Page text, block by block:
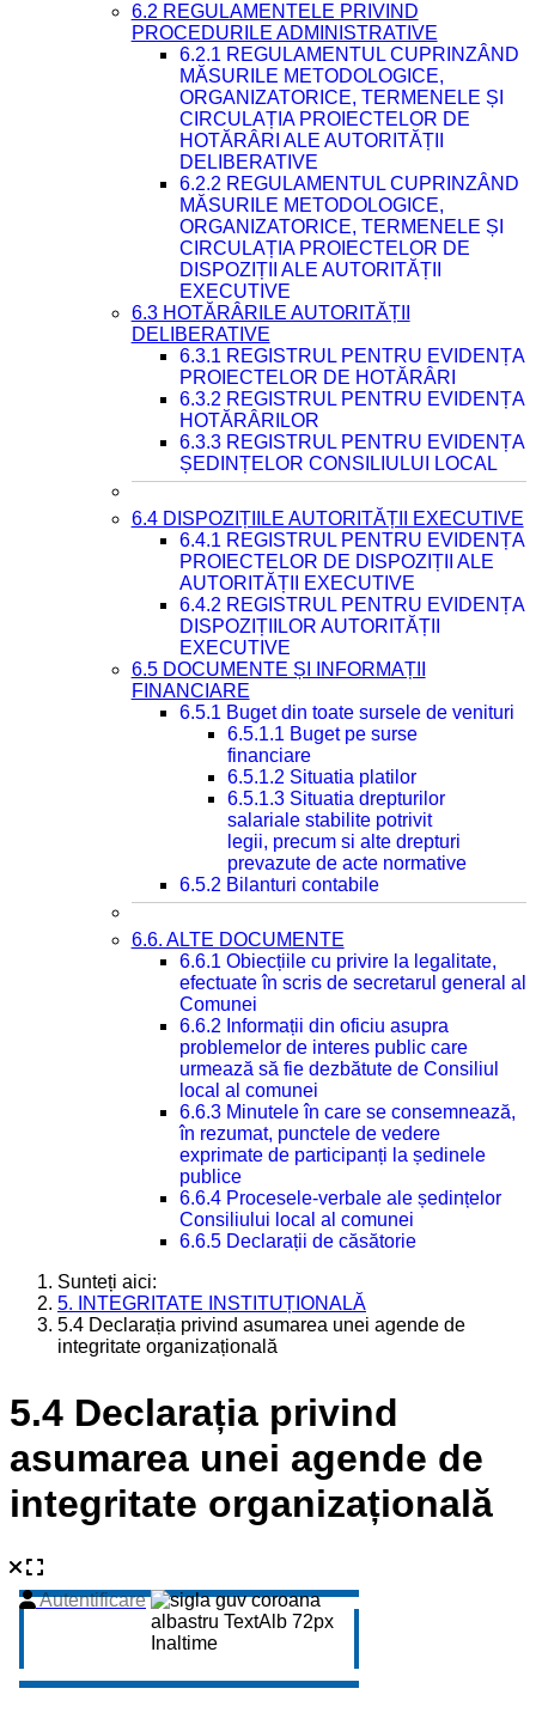
6.2 REGULAMENTELE PRIVIND
PROCEDURILE ADMINISTRATIVE
6.2.1 REGULAMENTUL CUPRINZÂND
MĂSURILE METODOLOGICE,
ORGANIZATORICE, TERMENELE ȘI
CIRCULAȚIA PROIECTELOR DE
HOTĂRÂRI ALE AUTORITĂȚII
DELIBERATIVE
6.2.2 REGULAMENTUL CUPRINZÂND
MĂSURILE METODOLOGICE,
ORGANIZATORICE, TERMENELE ȘI
CIRCULAȚIA PROIECTELOR DE
DISPOZIȚII ALE AUTORITĂȚII
EXECUTIVE
6.3 HOTĂRÂRILE AUTORITĂȚII
DELIBERATIVE
6.3.1 REGISTRUL PENTRU EVIDENȚA
PROIECTELOR DE HOTĂRÂRI
6.3.2 REGISTRUL PENTRU EVIDENȚA
HOTĂRÂRILOR
6.3.3 REGISTRUL PENTRU EVIDENȚA
ȘEDINȚELOR CONSILIULUI LOCAL
6.4 DISPOZIȚIILE AUTORITĂȚII EXECUTIVE
6.4.1 REGISTRUL PENTRU EVIDENȚA
PROIECTELOR DE DISPOZIȚII ALE
AUTORITĂȚII EXECUTIVE
6.4.2 REGISTRUL PENTRU EVIDENȚA
DISPOZIȚIILOR AUTORITĂȚII
EXECUTIVE
6.5 DOCUMENTE ȘI INFORMAȚII
FINANCIARE
6.5.1 Buget din toate sursele de venituri
6.5.1.1 Buget pe surse
financiare
6.5.1.2 Situatia platilor
6.5.1.3 Situatia drepturilor
salariale stabilite potrivit
legii, precum si alte drepturi
prevazute de acte normative
6.5.2 Bilanturi contabile
6.6. ALTE DOCUMENTE
6.6.1 Obiecțiile cu privire la legalitate,
efectuate în scris de secretarul general al
Comunei
6.6.2 Informații din oficiu asupra
problemelor de interes public care
urmează să fie dezbătute de Consiliul
local al comunei
6.6.3 Minutele în care se consemnează,
în rezumat, punctele de vedere
exprimate de participanți la ședinele
publice
6.6.4 Procesele-verbale ale ședințelor
Consiliului local al comunei
6.6.5 Declarații de căsătorie
Sunteți aici:
5. INTEGRITATE INSTITUȚIONALĂ
5.4 Declarația privind asumarea unei agende de
integritate organizațională
5.4 Declarația privind
asumarea unei agende de
integritate organizațională